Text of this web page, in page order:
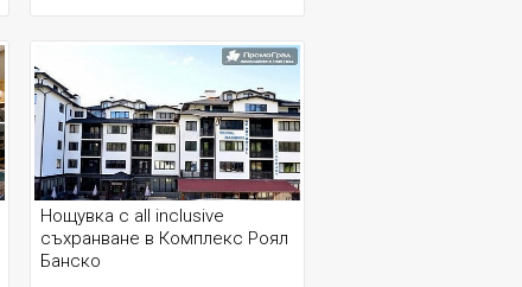
Нощувка с all inclusive
съхранване в Комплекс Роял
Банско